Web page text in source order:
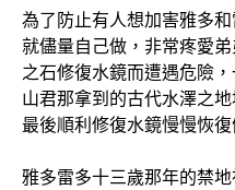
為了防止有人想加害雅多
就儘量自己做，非常疼愛
之石修復水鏡而遭遇危險
山君那拿到的古代水澤之
最後順利修復水鏡慢慢恢復
雅多雷多十三歲那年的禁